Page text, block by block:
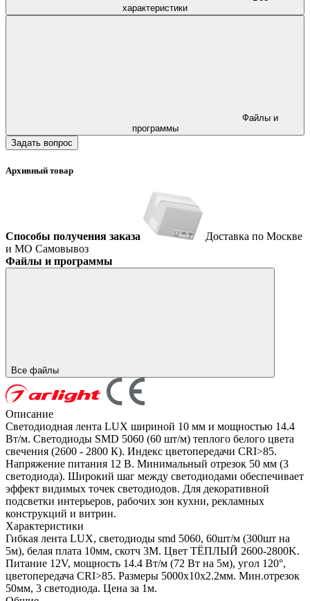
характеристики
программы
Задать вопрос
Архивный товар
Способы получения заказа
Доставка по Москве
и МО Самовывоз
Файлы и программы
Все файлы
Описание
Светодиодная лента LUX шириной 10 мм и мощностью 14.4
Вт/м. Светодиоды SMD 5060 (60 шт/м) теплого белого цвета
свечения (2600 - 2800 К). Индекс цветопередачи CRI>85.
Напряжение питания 12 В. Минимальный отрезок 50 мм (3
светодиода). Широкий шаг между светодиодами обеспечивает
эффект видимых точек светодиодов. Для декоративной
подсветки интерьеров, рабочих зон кухни, рекламных
конструкций и витрин.
Характеристики
Гибкая лента LUX, светодиоды smd 5060, 60шт/м (300шт на
5м), белая плата 10мм, скотч 3М. Цвет ТЁПЛЫЙ 2600-2800K.
Питание 12V, мощность 14.4 Вт/м (72 Вт на 5м), угол 120°,
цветопередача CRI>85. Размеры 5000х10x2.2мм. Мин.отрезок
50мм, 3 светодиода. Цена за 1м.